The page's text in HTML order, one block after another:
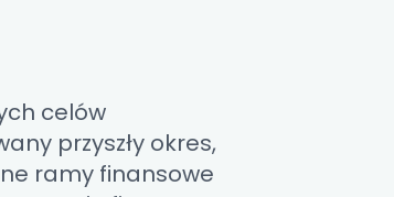
celów
przyszły okres,
ramy finansowe